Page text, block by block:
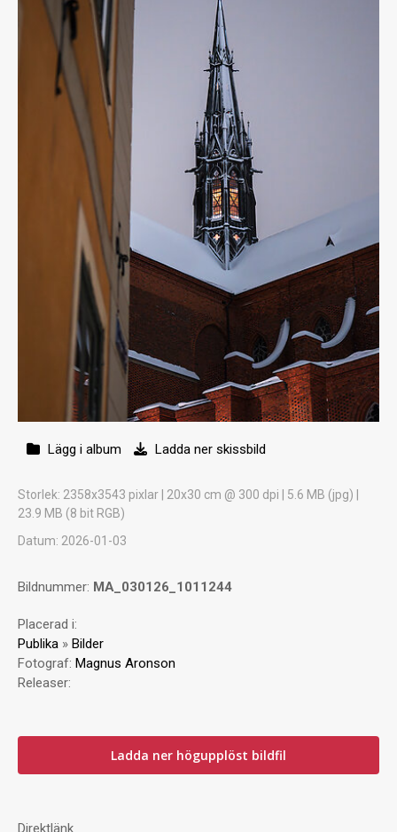
Lägg i album Ladda ner skissbild
Storlek: 2358x3543 pixlar | 20x30 cm @ 300 dpi | 5.6 MB (jpg) |
23.9 MB (8 bit RGB)
Datum: 2026-01-03
Bildnummer: MA_030126_1011244
Placerad i:
Publika » Bilder
Fotograf: Magnus Aronson
Releaser:
Ladda ner högupplöst bildfil
Direktlänk